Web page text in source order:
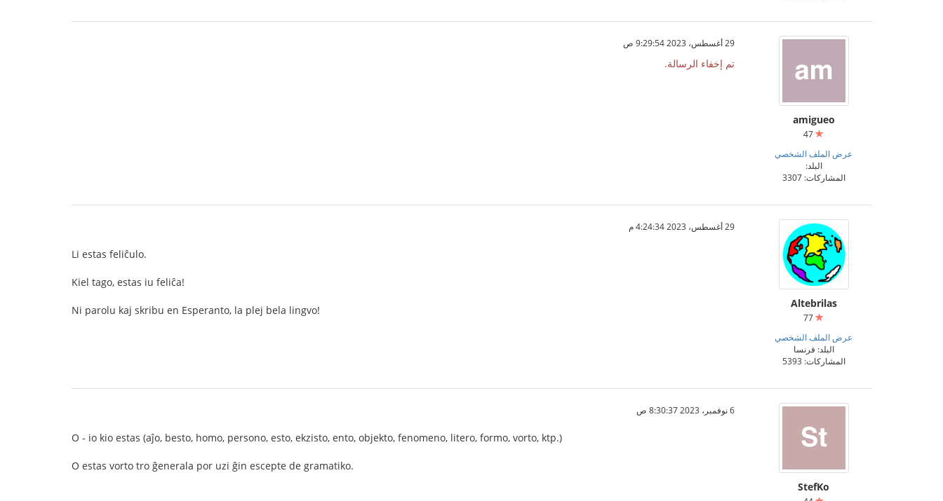
amigueo
عرض الملف الشخصي
البلد:
المشاركات: 3307
29 أغسطس، 2023 9:29:54 ص
تم إخفاء الرسالة.
Altebrilas
عرض الملف الشخصي
البلد: فرنسا
المشاركات: 5393
29 أغسطس، 2023 4:24:34 م
Li estas feliĉulo.
Kiel tago, estas iu feliĉa!
Ni parolu kaj skribu en Esperanto, la plej bela lingvo!
StefKo
6 نوفمبر، 2023 8:30:37 ص
O - io kio estas (aĵo, besto, homo, persono, esto, ekzisto, ento, objekto, fenomeno, litero, formo, vorto, ktp.)
O estas vorto tro ĝenerala por uzi ĝin escepte de gramatiko.